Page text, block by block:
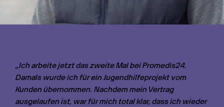
„Ich arbeite jetzt das zweite Mal bei Promedis24.
Damals wurde ich für ein Jugendhilfeprojekt vom
Kunden übernommen. Nachdem mein Vertrag
ausgelaufen ist, war für mich total klar, dass ich wieder